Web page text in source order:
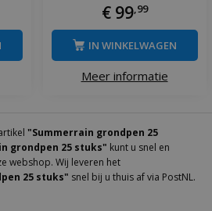
€ 99, 99
Meer informatie
IN WINKELWAGEN
"Summerrain grondpen 25
grondpen 25 stuks" kunt u snel en
webshop. Wij leveren het
25 stuks" snel bij u thuis af via PostNL.